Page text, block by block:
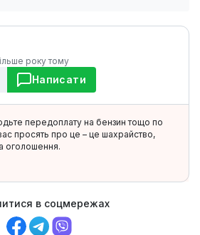
року тому
Написати
передоплату на бензин тощо по
просять про це – це шахрайство,
оголошення.
в соцмережах